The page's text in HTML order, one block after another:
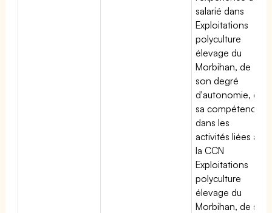
salarié dans
Exploitations
polyculture
élevage du
Morbihan, de
son degré
d'autonomie, de
sa compétence
dans les
activités liées à
la CCN
Exploitations
polyculture
élevage du
Morbihan, de sa